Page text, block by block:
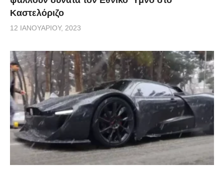
Καστελόριζο
12 ΙΑΝΟΥΑΡΊΟΥ, 2023